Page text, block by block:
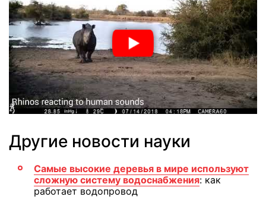
Другие новости науки
Самые высокие деревья в мире используют
сложную систему водоснабжения: как
работает водопровод